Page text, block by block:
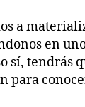
a
en
sí, tendrás